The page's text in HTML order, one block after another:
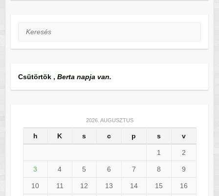
Keresés
Csütörtök , Berta napja van.
2026. AUGUSZTUS
h K s c p s v
1 2
3 4 5 6 7 8 9
10 11 12 13 14 15 16